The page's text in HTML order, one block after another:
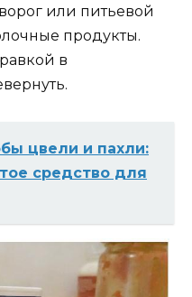
или питьевой
продукты.
в
цвели и пахли:
средство для